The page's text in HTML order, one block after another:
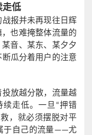
走低
报并未再现往日辉
也难掩整体流量的
音、某东、某夕夕
瓜分着用户的注意
放越分散，流量越
续走低。一旦“押错
，就必须摆脱对平
于自己的流量——尤